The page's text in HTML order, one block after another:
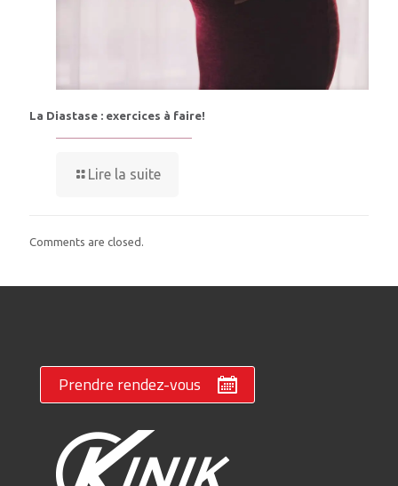
La Diastase : exercices à faire!
Lire la suite
Comments are closed.
Prendre rendez-vous